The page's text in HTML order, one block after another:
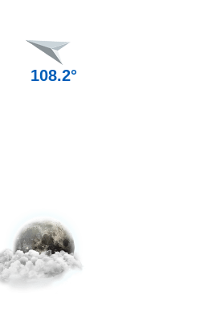
108.2°